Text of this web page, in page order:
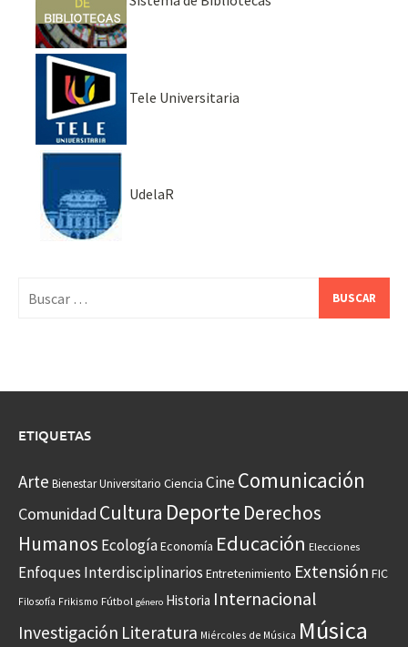
Tele Universitaria
UdelaR
ETIQUETAS
Arte Bienestar Universitario Ciencia CineComunicación
Comunidad Cultura Deporte Derechos
Humanos EcologíaEconomía Educación Elecciones
Enfoques Interdisciplinarios Entretenimiento Extensión FIC
Filosofía Frikismo Fútbol género Historia Internacional
Investigación Literatura Miércoles de Música Música